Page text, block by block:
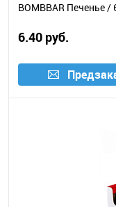
BOMBBAR Печенье /
6.40 руб.